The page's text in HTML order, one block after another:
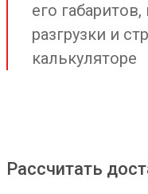
его
разгрузки и
калькуляторе
Рассчитать